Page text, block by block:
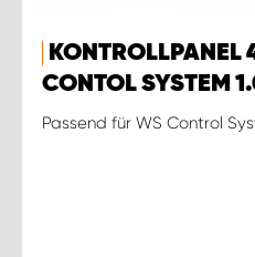
KONTROLLPANEL
CONTOL SYSTEM
Passend für WS Control